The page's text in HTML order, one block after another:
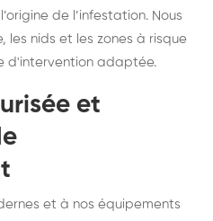
de l’infestation. Nous
les nids et les zones à risque
d'intervention adaptée.
et
et à nos équipements